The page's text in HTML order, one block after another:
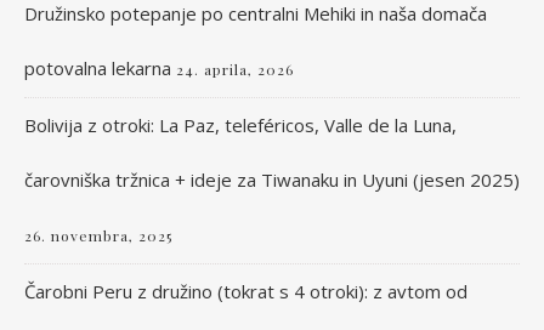
Družinsko potepanje po centralni Mehiki in naša domača
potovalna lekarna 24. aprila, 2026
Bolivija z otroki: La Paz, teleféricos, Valle de la Luna,
čarovniška tržnica + ideje za Tiwanaku in Uyuni (jesen 2025)
26. novembra, 2025
Čarobni Peru z družino (tokrat s 4 otroki): z avtom od